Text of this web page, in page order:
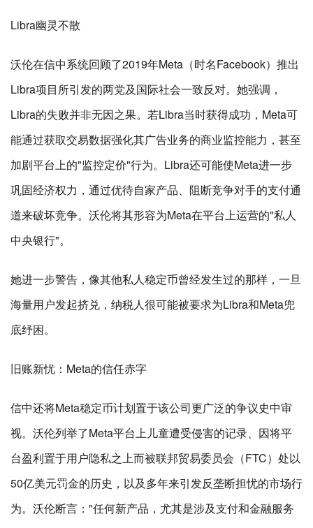
Libra幽灵不散
沃伦在信中系统回顾了2019年Meta（时名Facebook）推出
Libra项目所引发的两党及国际社会一致反对。她强调，
Libra的失败并非无因之果。若Libra当时获得成功，Meta可
能通过获取交易数据强化其广告业务的商业监控能力，甚至
加剧平台上的"监控定价"行为。Libra还可能使Meta进一步
巩固经济权力，通过优待自家产品、阻断竞争对手的支付通
道来破坏竞争。沃伦将其形容为Meta在平台上运营的"私人
中央银行"。
她进一步警告，像其他私人稳定币曾经发生过的那样，一旦
海量用户发起挤兑，纳税人很可能被要求为Libra和Meta兜
底纾困。
旧账新忧：Meta的信任赤字
信中还将Meta稳定币计划置于该公司更广泛的争议史中审
视。沃伦列举了Meta平台上儿童遭受侵害的记录、因将平
台盈利置于用户隐私之上而被联邦贸易委员会（FTC）处以
50亿美元罚金的历史，以及多年来引发反垄断担忧的市场行
为。沃伦断言："任何新产品，尤其是涉及支付和金融服务